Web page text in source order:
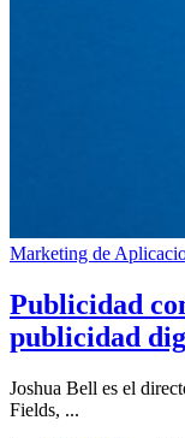
Marketing de
Publicidad
publicidad
Joshua Bell es el
Fields, ...